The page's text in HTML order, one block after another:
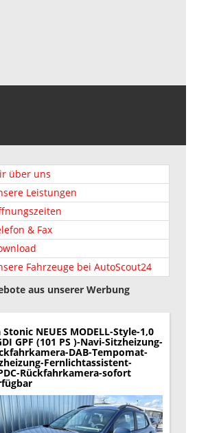
über uns
Leistungen
& Fax
Fahrzeuge bei AutoScout24
aus unserer Werbung
Stonic NEUES MODELL-Style-1,0
GPF (101 PS )-Navi-Sitzheizung-
DAB-Tempomat-
Fernlichtassistent-
Rückfahrkamera-sofort